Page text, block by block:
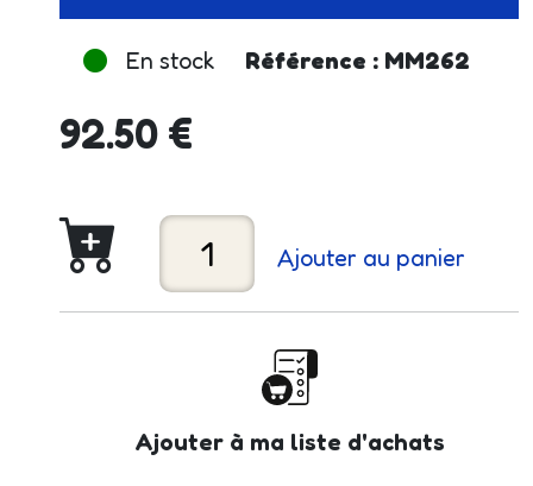
En stock Référence : MM262
92.50 €
Ajouter au panier
Ajouter à ma liste d'achats